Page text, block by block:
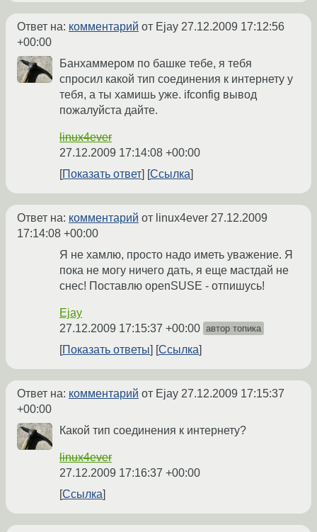
Ответ на: комментарий от Ejay 27.12.2009 17:12:56
+00:00
Банхаммером по башке тебе, я тебя
спросил какой тип соединения к интернету у
тебя, а ты хамишь уже. ifconfig вывод
пожалуйста дайте.
linux4ever
27.12.2009 17:14:08 +00:00
Показать ответ
Ссылка
Ответ на: комментарий от linux4ever 27.12.2009
17:14:08 +00:00
Я не хамлю, просто надо иметь уважение. Я
пока не могу ничего дать, я еще мастдай не
снес! Поставлю openSUSE - отпишусь!
Ejay
27.12.2009 17:15:37 +00:00 автор топика
Показать ответы Ссылка
Ответ на: комментарий от Ejay 27.12.2009 17:15:37
+00:00
Какой тип соединения к интернету?
linux4ever
27.12.2009 17:16:37 +00:00
Ссылка